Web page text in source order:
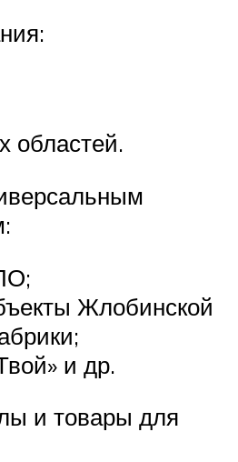
областей.
Жлобинской
и др.
и товары для